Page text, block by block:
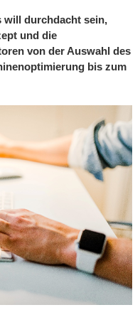
will durchdacht sein,
und die
von der Auswahl des
bis zum